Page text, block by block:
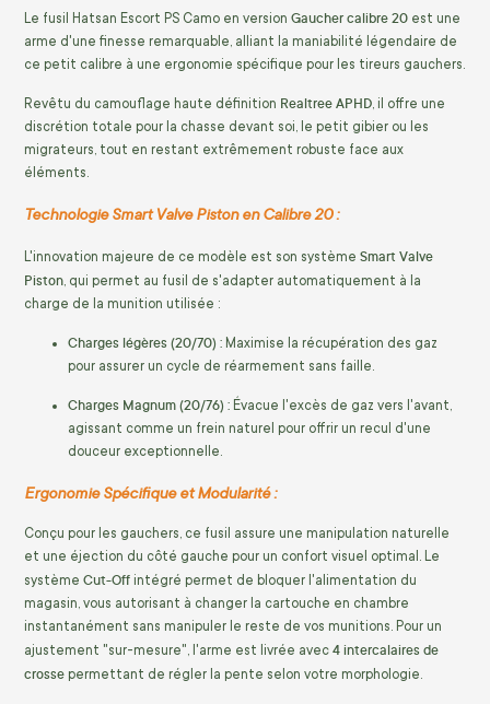
Le fusil Hatsan Escort PS Camo en version Gaucher calibre 20 est une
arme d'une finesse remarquable, alliant la maniabilité légendaire de
ce petit calibre à une ergonomie spécifique pour les tireurs gauchers.
Revêtu du camouflage haute définition Realtree APHD, il offre une
discrétion totale pour la chasse devant soi, le petit gibier ou les
migrateurs, tout en restant extrêmement robuste face aux
éléments.
Technologie Smart Valve Piston en Calibre 20 :
L'innovation majeure de ce modèle est son système Smart Valve
Piston , qui permet au fusil de s'adapter automatiquement à la
charge de la munition utilisée :
Charges légères (20/70) : Maximise la récupération des gaz
pour assurer un cycle de réarmement sans faille.
Charges Magnum (20/76) : Évacue l'excès de gaz vers l'avant,
agissant comme un frein naturel pour offrir un recul d'une
douceur exceptionnelle.
Ergonomie Spécifique et Modularité :
Conçu pour les gauchers, ce fusil assure une manipulation naturelle
et une éjection du côté gauche pour un confort visuel optimal. Le
système Cut-Off intégré permet de bloquer l'alimentation du
magasin, vous autorisant à changer la cartouche en chambre
instantanément sans manipuler le reste de vos munitions. Pour un
ajustement "sur-mesure", l'arme est livrée avec 4 intercalaires de
crosse permettant de régler la pente selon votre morphologie.